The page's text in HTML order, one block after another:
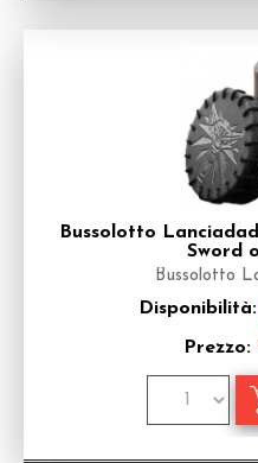
Bussolotto
Sword
Bussolotto
Disponibilità:
Prezzo: